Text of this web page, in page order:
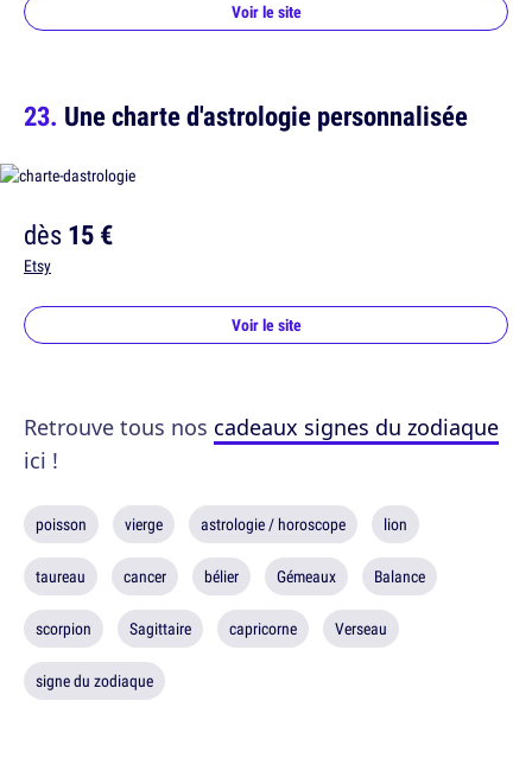
Voir le site
Une charte d'astrologie personnalisée
dès15 €
Etsy
Voir le site
Retrouve tous nos cadeaux signes du zodiaque
ici !
poisson vierge astrologie / horoscope lion
taureau cancer bélier Gémeaux Balance
scorpion Sagittaire capricorne Verseau
signe du zodiaque